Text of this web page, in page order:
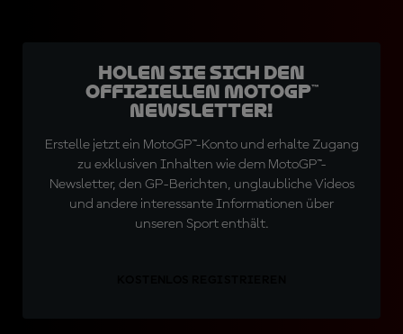
Holen Sie sich den
offiziellen MotoGP™
Newsletter!
Erstelle jetzt ein MotoGP™-Konto und erhalte Zugang
zu exklusiven Inhalten wie dem MotoGP™-
Newsletter, den GP-Berichten, unglaubliche Videos
und andere interessante Informationen über
unseren Sport enthält.